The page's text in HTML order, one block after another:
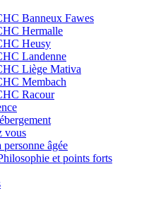
Banneux Fawes
Hermalle
Heusy
Landenne
Liège Mativa
Membach
Racour
vous
âgée
et points forts